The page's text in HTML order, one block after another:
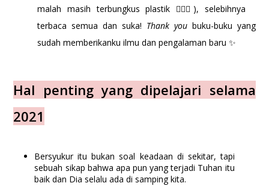
malah masih terbungkus plastik 🤦🏼‍♀️), selebihnya
terbaca semua dan suka! Thank youbuku-buku yang
sudah memberikanku ilmu dan pengalaman baru ✨
Hal penting yang dipelajari selama
2021
Bersyukur itu bukan soal keadaan di sekitar, tapi
sebuah sikap bahwa apa pun yang terjadi Tuhan itu
baik dan Dia selalu ada di samping kita.